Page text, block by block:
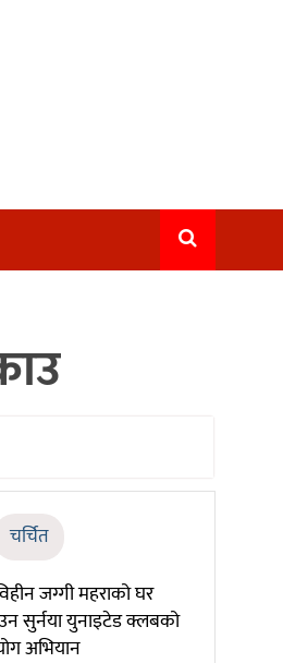
चर्चित
जग्गी महराको घर
सुर्नया युनाइटेड क्लबको
अभियान